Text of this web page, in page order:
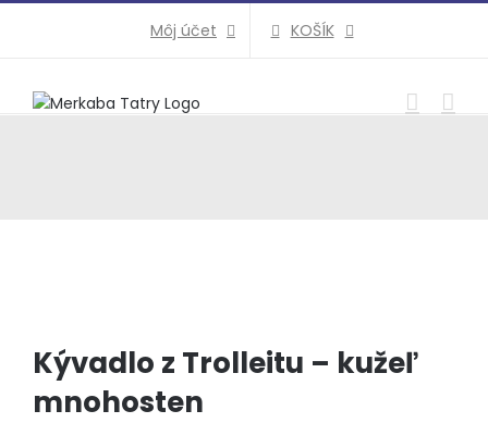
Môj účet KOŠÍK
Kývadlo z Trolleitu – kužeľ
mnohosten